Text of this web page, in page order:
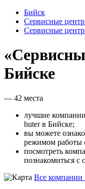
Бийск
Сервисные
Сервисные
Бийске
— 42 места
лучшие
huter в Бийске;
вы можете
режимом работы
посмотреть
познакомиться
Все компании